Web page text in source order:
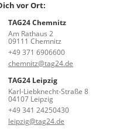
vor Ort:
TAG24 Chemnitz
Am Rathaus 2
09111 Chemnitz
+49 371 6906600
chemnitz@tag24.de
TAG24 Leipzig
Karl-Liebknecht-Straße 8
04107 Leipzig
+49 341 24250430
leipzig@tag24.de